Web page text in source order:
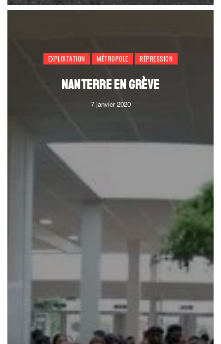
EXPLOITATION MÉTROPOLE RÉPRESSION
NANTERRE EN GRÈVE
7 janvier 2020